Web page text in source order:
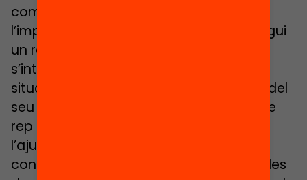
compartides són un bon recurs, però
l’important és que cada adolescent tingui
un referent, un docent “mentor” que
s’interessa proactivament per la seva
situació emocional, que l’ajuda a sortir del
seu aïllament social, que s’assegura que
rep i entén les propostes de l’institut i
l’ajuda a organitzar-se i a buscar les
condicions per poder seguir aprenent des